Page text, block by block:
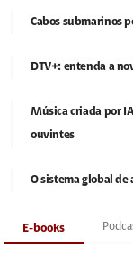
Cabos submarinos
DTV+: entenda a
Música criada por
ouvintes
O sistema global de
E-books